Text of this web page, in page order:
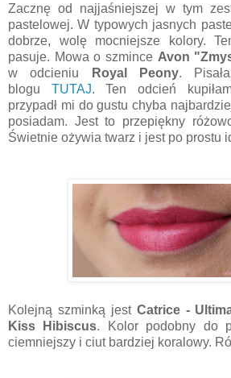
Zacznę od najjaśniejszej w tym
pastelowej. W typowych jasnych
dobrze, wolę mocniejsze kolory.
pasuje. Mowa o szmince Avon
w odcieniu
Royal Peony.
blogu TUTAJ. Ten odcień
przypadł mi do gustu chyba
posiadam. Jest to przepiękny
Świetnie ożywia twarz i jest po prostu
Kolejną szminką jest Catrice -
Kiss Hibiscus. Kolor podobny do
ciemniejszy i ciut bardziej koralowy.